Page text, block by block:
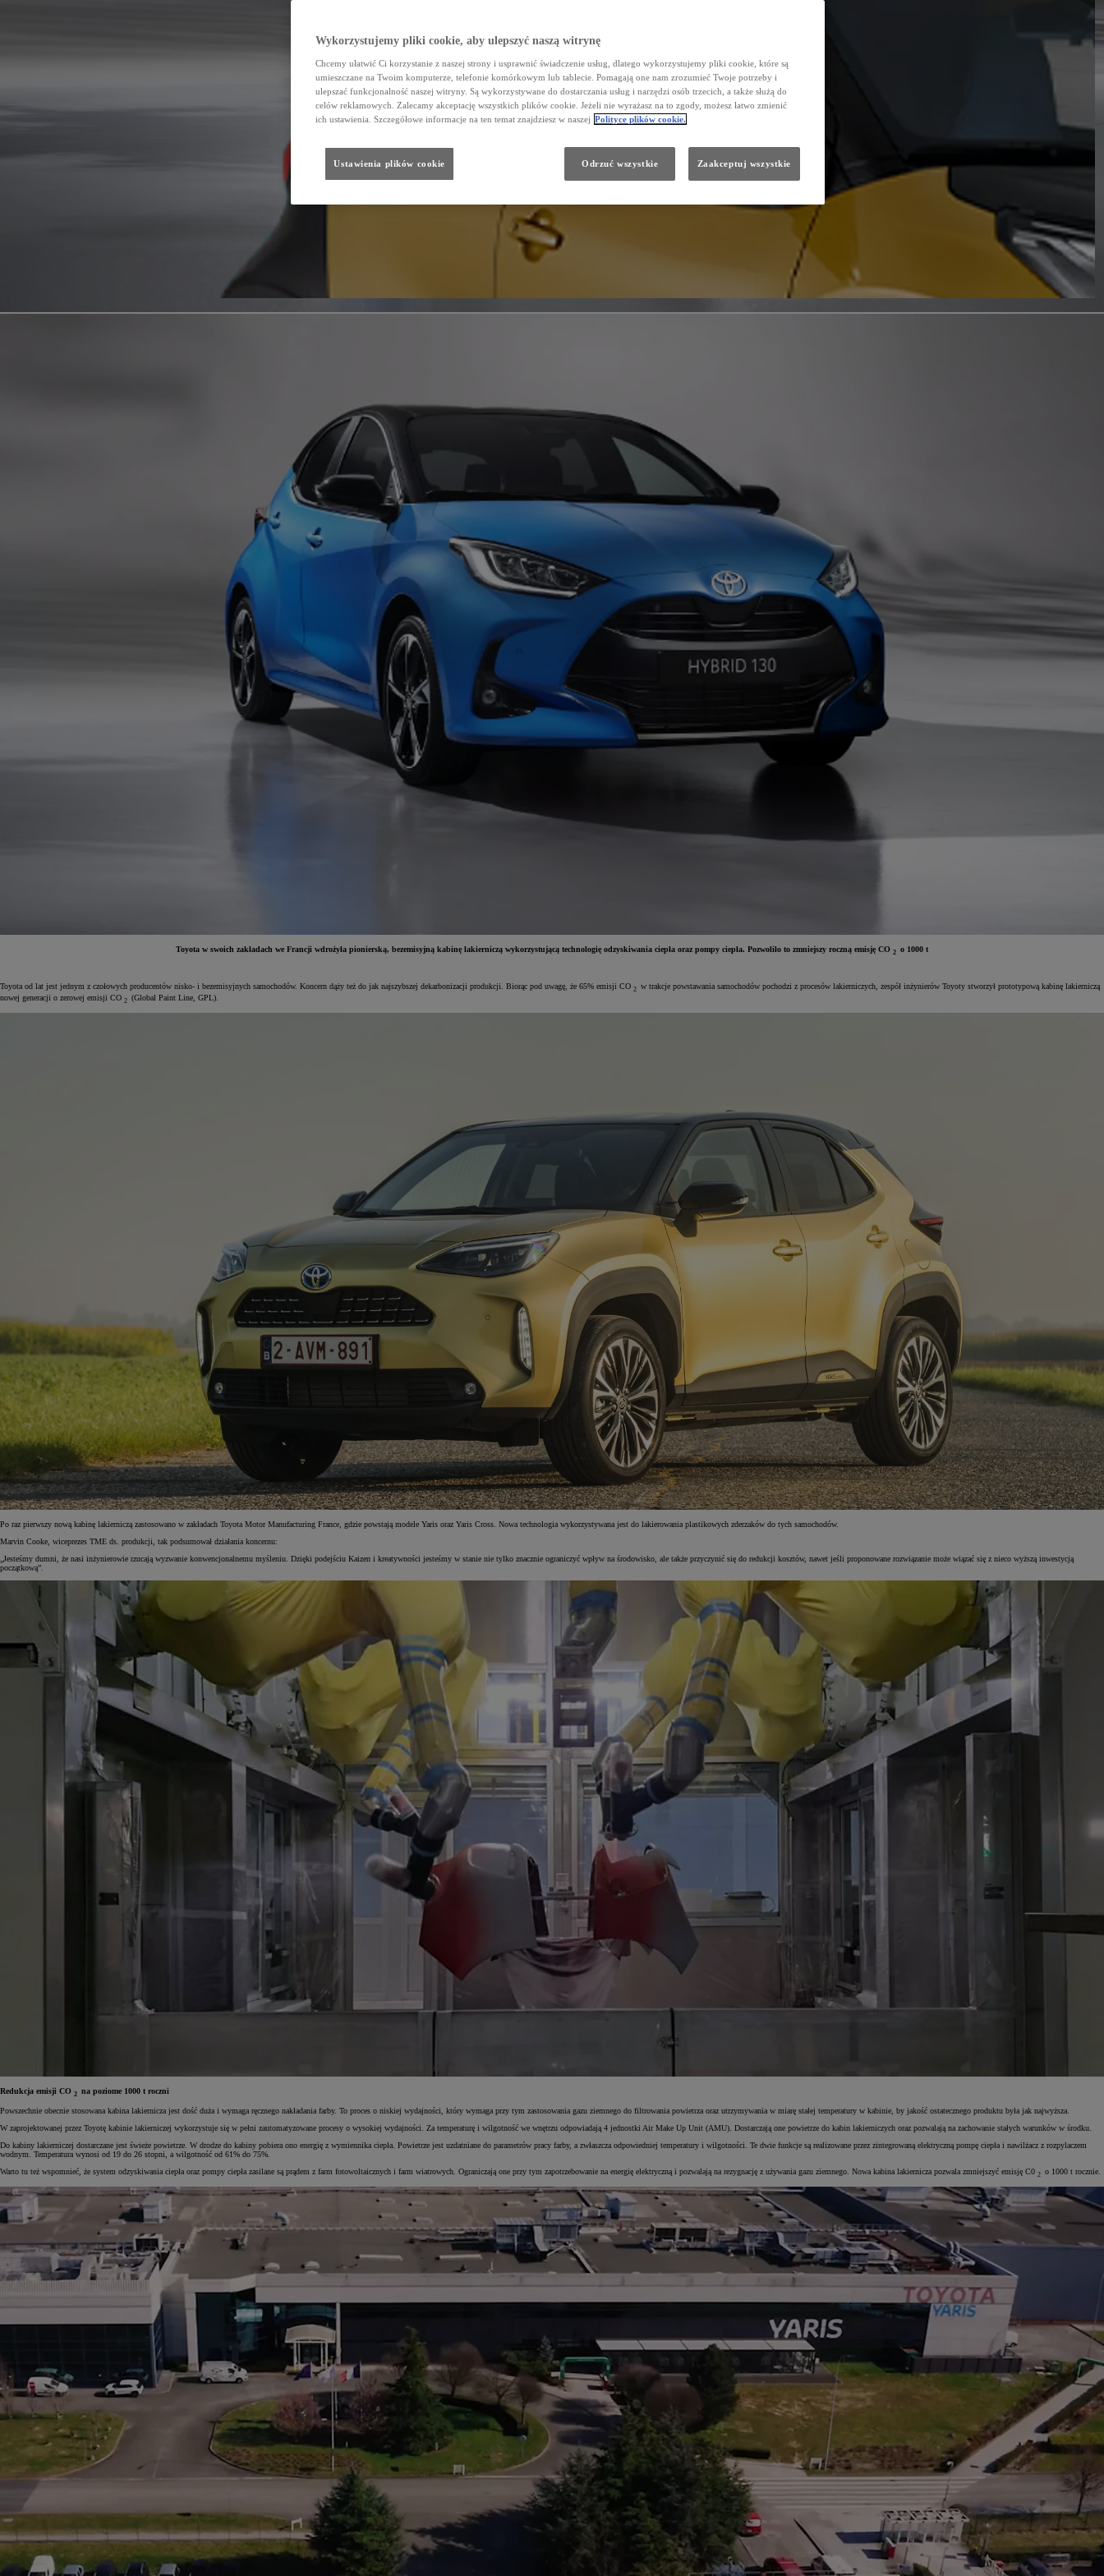
Od81 900 zł
Yaris Cross
Od105 300 zł
HYBRID
Toyota w swoich zakładach we Francji wdrożyła pionierską, bezemisyjną kabinę lakierniczą wykorzystującą technologię odzyskiwania ciepła oraz pompy ciepła. Pozwoliło to zmniejszy roczną emisję CO 2 o 1000 t
Toyota od lat jest jednym z czołowych producentów nisko- i bezemisyjnych samochodów. Koncern dąży też do jak najszybszej dekarbonizacji produkcji. Biorąc pod uwagę, że 65% emisji CO 2 w trakcje powstawania samochodów pochodzi z procesów lakierniczych, zespół inżynierów Toyoty stworzył prototypową kabinę lakierniczą
nowej generacji o zerowej emisji CO 2 (Global Paint Line, GPL).
Po raz pierwszy nową kabinę lakierniczą zastosowano w zakładach Toyota Motor Manufacturing France, gdzie powstają modele Yaris oraz Yaris Cross. Nowa technologia wykorzystywana jest do lakierowania plastikowych zderzaków do tych samochodów.
Marvin Cooke, wiceprezes TME ds. produkcji, tak podsumował działania koncernu:
„Jesteśmy dumni, że nasi inżynierowie rzucają wyzwanie konwencjonalnemu myśleniu. Dzięki podejściu Kaizen i kreatywności jesteśmy w stanie nie tylko znacznie ograniczyć wpływ na środowisko, ale także przyczynić się do redukcji kosztów, nawet jeśli proponowane rozwiązanie może wiązać się z nieco wyższą inwestycją
początkową”.
Redukcja emisji CO 2 na poziome 1000 t roczni
Powszechnie obecnie stosowana kabina lakiernicza jest dość duża i wymaga ręcznego nakładania farby. To proces o niskiej wydajności, który wymaga przy tym zastosowania gazu ziemnego do filtrowania powietrza oraz utrzymywania w miarę stałej temperatury w kabinie, by jakość ostatecznego produktu była jak najwyższa.
W zaprojektowanej przez Toyotę kabinie lakierniczej wykorzystuje się w pełni zautomatyzowane procesy o wysokiej wydajności. Za temperaturę i wilgotność we wnętrzu odpowiadają 4 jednostki Air Make Up Unit (AMU). Dostarczają one powietrze do kabin lakierniczych oraz pozwalają na zachowanie stałych warunków w środku.
Do kabiny lakierniczej dostarczane jest świeże powietrze. W drodze do kabiny pobiera ono energię z wymiennika ciepła. Powietrze jest uzdatniane do parametrów pracy farby, a zwłaszcza odpowiedniej temperatury i wilgotności. Te dwie funkcje są realizowane przez zintegrowaną elektryczną pompę ciepła i nawilżacz z rozpylaczem
wodnym. Temperatura wynosi od 19 do 26 stopni, a wilgotność od 61% do 75%.
Warto tu też wspomnieć, że system odzyskiwania ciepła oraz pompy ciepła zasilane są prądem z farm fotowoltaicznych i farm wiatrowych. Ograniczają one przy tym zapotrzebowanie na energię elektryczną i pozwalają na rezygnację z używania gazu ziemnego. Nowa kabina lakiernicza pozwala zmniejszyć emisję C0 2 o 1000 t rocznie.
Wykorzystujemy pliki cookie, aby ulepszyć naszą witrynę
Chcemy ułatwić Ci korzystanie z naszej strony i usprawnić świadczenie usług, dlatego wykorzystujemy pliki cookie, które są
umieszczane na Twoim komputerze, telefonie komórkowym lub tablecie. Pomagają one nam zrozumieć Twoje potrzeby i
ulepszać funkcjonalność naszej witryny. Są wykorzystywane do dostarczania usług i narzędzi osób trzecich, a także służą do
celów reklamowych. Zalecamy akceptację wszystkich plików cookie. Jeżeli nie wyrażasz na to zgody, możesz łatwo zmienić
ich ustawienia. Szczegółowe informacje na ten temat znajdziesz w naszej Polityce plików cookie.
Ustawienia plików cookie Odrzuć wszystkie Zaakceptuj wszystkie